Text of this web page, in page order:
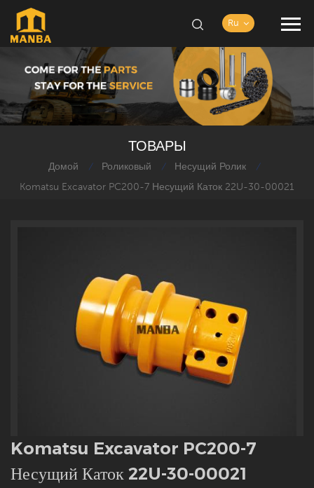
Ru
ТОВАРЫ
Домой / Роликовый / Несущий Ролик /
Komatsu Excavator PC200-7 Несущий Каток 22U-30-00021
Komatsu Excavator PC200-7
Несущий Каток 22U-30-00021